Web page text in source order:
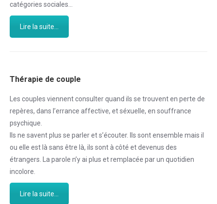
catégories sociales…
Lire la suite...
Thérapie de couple
Les couples viennent consulter quand ils se trouvent en perte de
repères, dans l’errance affective, et séxuelle, en souffrance
psychique.
Ils ne savent plus se parler et s’écouter. Ils sont ensemble mais il
ou elle est là sans être là, ils sont à côté et devenus des
étrangers. La parole n’y ai plus et remplacée par un quotidien
incolore.
Lire la suite...